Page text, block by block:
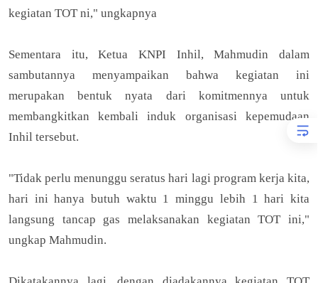
kegiatan TOT ni," ungkapnya
Sementara itu, Ketua KNPI Inhil, Mahmudin dalam
sambutannya menyampaikan bahwa kegiatan ini
merupakan bentuk nyata dari komitmennya untuk
membangkitkan kembali induk organisasi kepemudaan
Inhil tersebut.
"Tidak perlu menunggu seratus hari lagi program kerja kita,
hari ini hanya butuh waktu 1 minggu lebih 1 hari kita
langsung tancap gas melaksanakan kegiatan TOT ini,"
ungkap Mahmudin.